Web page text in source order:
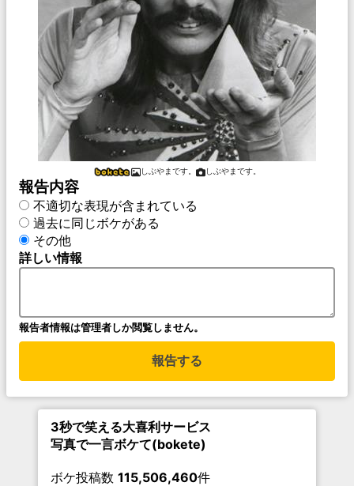
しぶやまです。 しぶやまです。
報告内容
不適切な表現が含まれている
過去に同じボケがある
その他
詳しい情報
報告者情報は管理者しか閲覧しません。
報告する
3秒で笑える大喜利サービス
写真で一言ボケて(bokete)
ボケ投稿数 115,506,460件